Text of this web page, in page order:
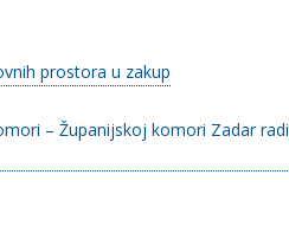
prostora u zakup
– Županijskoj komori Zadar radi